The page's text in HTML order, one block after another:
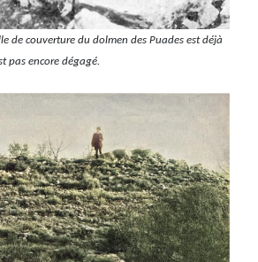
de couverture du dolmen des Puades est déjà
pas encore dégagé.